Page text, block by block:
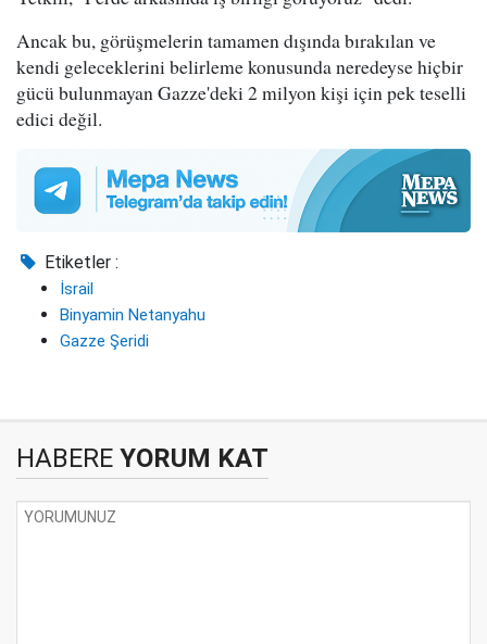
Ancak bu, görüşmelerin tamamen dışında bırakılan ve
kendi geleceklerini belirleme konusunda neredeyse hiçbir
gücü bulunmayan Gazze'deki 2 milyon kişi için pek teselli
edici değil.
Etiketler :
İsrail
Binyamin Netanyahu
Gazze Şeridi
HABERE YORUM KAT